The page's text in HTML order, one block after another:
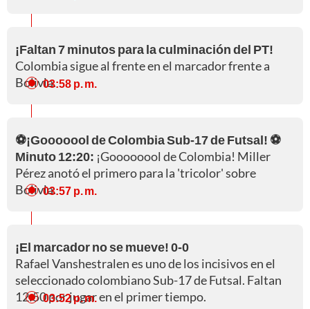
¡Faltan 7 minutos para la culminación del PT!
Colombia sigue al frente en el marcador frente a
Bolivia.03:58 p. m.
⚽¡Gooooool de Colombia Sub-17 de Futsal! ⚽
Minuto 12:20: ¡Goooooool de Colombia! Miller
Pérez anotó el primero para la 'tricolor' sobre
Bolivia.03:57 p. m.
¡El marcador no se mueve! 0-0
Rafael Vanshestralen es uno de los incisivos en el
seleccionado colombiano Sub-17 de Futsal. Faltan
12:50 por jugar en el primer tiempo.
03:52 p. m.